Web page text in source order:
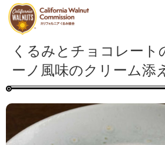
くるみとチョコレート
ーノ風味のクリーム添え